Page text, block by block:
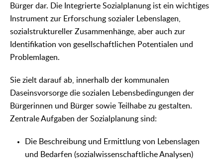
Bürger dar. Die Integrierte Sozialplanung ist ein wichtiges
Instrument zur Erforschung sozialer Lebenslagen,
sozialstruktureller Zusammenhänge, aber auch zur
Identifikation von gesellschaftlichen Potentialen und
Problemlagen.
Sie zielt darauf ab, innerhalb der kommunalen
Daseinsvorsorge die sozialen Lebensbedingungen der
Bürgerinnen und Bürger sowie Teilhabe zu gestalten.
Zentrale Aufgaben der Sozialplanung sind:
Die Beschreibung und Ermittlung von Lebenslagen
und Bedarfen (sozialwissenschaftliche Analysen)